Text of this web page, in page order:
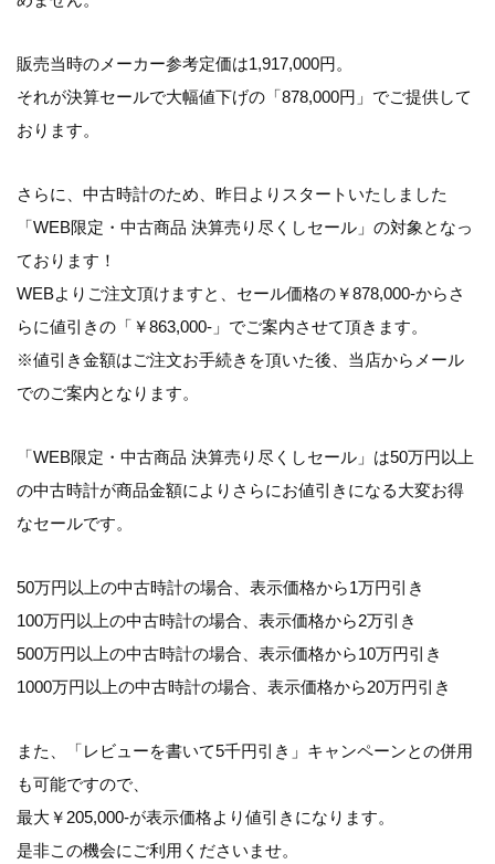
販売当時のメーカー参考定価は1,917,000円。
それが決算セールで大幅値下げの「878,000円」でご提供して
おります。
さらに、中古時計のため、昨日よりスタートいたしました
「WEB限定・中古商品 決算売り尽くしセール」 の対象となっ
ております！
WEBよりご注文頂けますと、セール価格の￥878,000-から さ
らに値引きの「￥863,000-」 でご案内させて頂きます。
※値引き金額はご注文お手続きを頂いた後、当店からメール
でのご案内となります。
「WEB限定・中古商品 決算売り尽くしセール」 は50万円以上
の中古時計が商品金額によりさらにお値引きになる大変お得
なセールです。
50万円以上の中古時計の場合、表示価格から1万円引き
100万円以上の中古時計の場合、表示価格から2万引き
500万円以上の中古時計の場合、表示価格から10万円引き
1000万円以上の中古時計の場合、表示価格から20万円引き
また、「レビューを書いて5千円引き」キャンペーンとの併用
も可能ですので、
最大￥205,000-が表示価格より値引きになります。
是非この機会にご利用くださいませ。